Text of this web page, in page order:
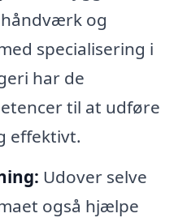
og
specialisering i
har de
til at udføre
effektivt.
Udover selve
også hjælpe